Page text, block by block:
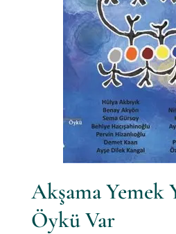
Akşama Yemek
Öykü Var